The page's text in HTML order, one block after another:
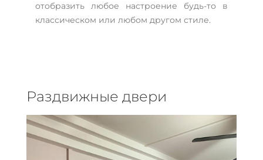
отобразить любое настроение будь-то в
классическом или любом другом стиле.
Раздвижные двери